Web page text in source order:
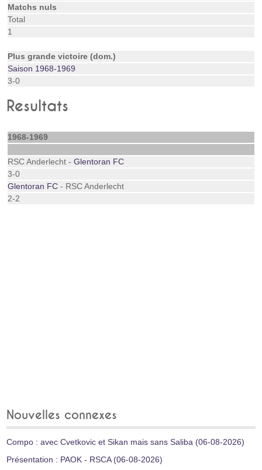
Matchs nuls
Total
1
Plus grande victoire (dom.)
Saison 1968-1969
3-0
Resultats
1968-1969
RSC Anderlecht -Glentoran FC
3-0
Glentoran FC - RSC Anderlecht
2-2
Nouvelles connexes
Compo : avec Cvetkovic et Sikan mais sans Saliba (06-08-2026)
Présentation : PAOK - RSCA (06-08-2026)